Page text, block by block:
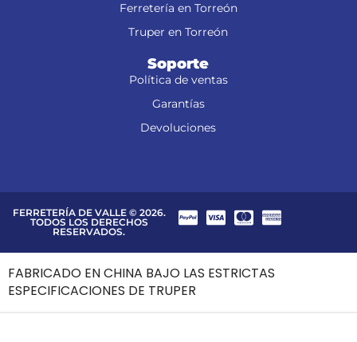
Ferretería en Torreón
Truper en Torreón
Soporte
Política de ventas
Garantías
Devoluciones
FERRETERÍA DE VALLE © 2026.
TODOS LOS DERECHOS
RESERVADOS.
FABRICADO EN CHINA BAJO LAS ESTRICTAS
ESPECIFICACIONES DE TRUPER